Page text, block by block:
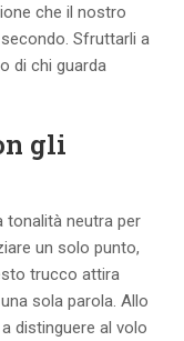
che il nostro
Sfruttarli a
di chi guarda
gli
tonalità neutra per
un solo punto,
trucco attira
sola parola. Allo
distinguere al volo